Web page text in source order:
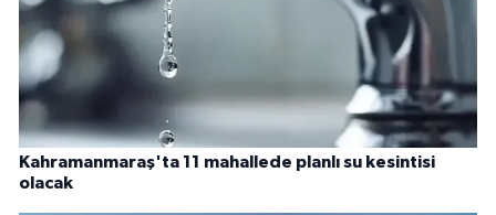
Kahramanmaraş'ta 11 mahallede planlı su kesintisi
olacak